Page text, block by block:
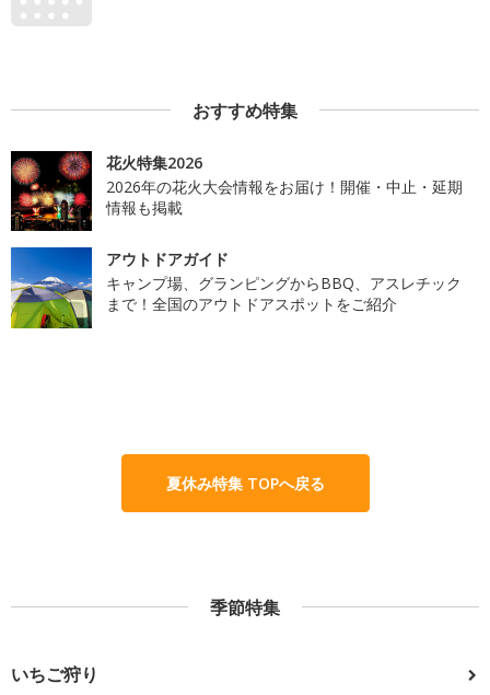
おすすめ特集
花火特集2026
2026年の花火大会情報をお届け！開催・中止・延期
情報も掲載
アウトドアガイド
キャンプ場、グランピングからBBQ、アスレチック
まで！全国のアウトドアスポットをご紹介
夏休み特集 TOPへ戻る
季節特集
いちご狩り